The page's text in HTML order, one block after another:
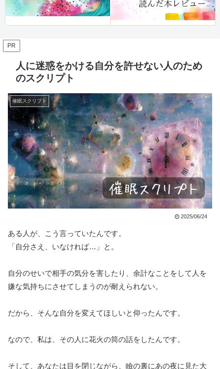
PR
人に迷惑をかける自分を許せない人のため
のスクリプト
催眠スクリプト
2025/06/24
ある人が、こう言っていたんです。
「自分さえ、いなければ…」と。
自分のせいで相手の気分を害したり、余計なことをして人を
嫌な気持ちにさせてしまうのが耐えられない。
だから、そんな自分を変えてほしいと仰ったんです。
なので、私は、その人に花火の筒の話をしたんです。
そして、あなたは目を閉じながら、瞼の裏にあの夜に見た大